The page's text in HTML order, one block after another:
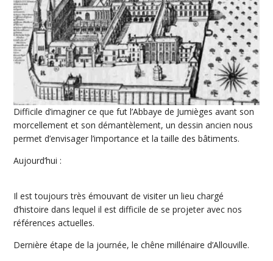
Difficile d’imaginer ce que fut l’Abbaye de Jumièges avant son
morcellement et son démantèlement, un dessin ancien nous
permet d’envisager l’importance et la taille des bâtiments.
Aujourd’hui :
Il est toujours très émouvant de visiter un lieu chargé
d’histoire dans lequel il est difficile de se projeter avec nos
références actuelles.
Dernière étape de la journée, le chêne millénaire d’Allouville.